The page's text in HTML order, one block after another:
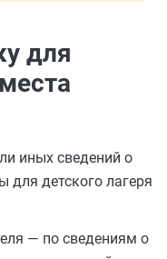
для
иных сведений о
для детского лагеря
— по сведениям о